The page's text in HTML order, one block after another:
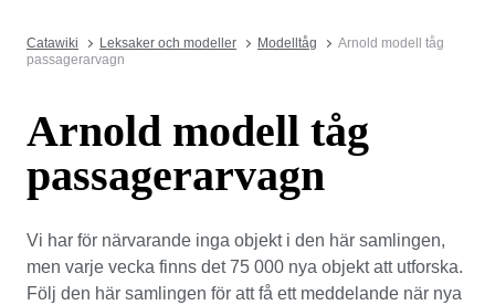
Catawiki Leksaker och modeller Modelltåg
Arnold modell tåg
passagerarvagn
Arnold modell tåg
passagerarvagn
Vi har för närvarande inga objekt i den här samlingen,
men varje vecka finns det 75 000 nya objekt att utforska.
Följ den här samlingen för att få ett meddelande när nya